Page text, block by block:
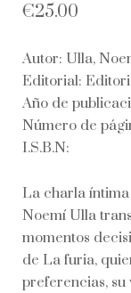
€25.00
Autor: Ulla,
Editorial:
Año de
Número de
I.S.B.N:
La charla
Noemí Ulla
momentos
de La furia,
preferencias,